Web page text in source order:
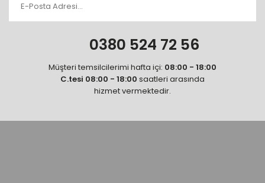
0380 524 72 56
Müşteri temsilcilerimi hafta içi: 08:00 - 18:00
C.tesi 08:00 - 18:00 saatleri arasında
hizmet vermektedir.